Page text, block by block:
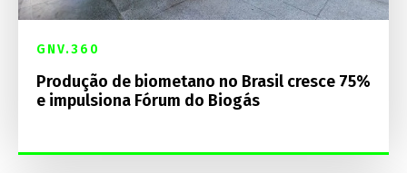
GNV.360
Produção de biometano no Brasil cresce 75%
e impulsiona Fórum do Biogás